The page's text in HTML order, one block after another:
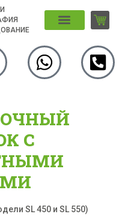
С
SL 450 и SL 550)